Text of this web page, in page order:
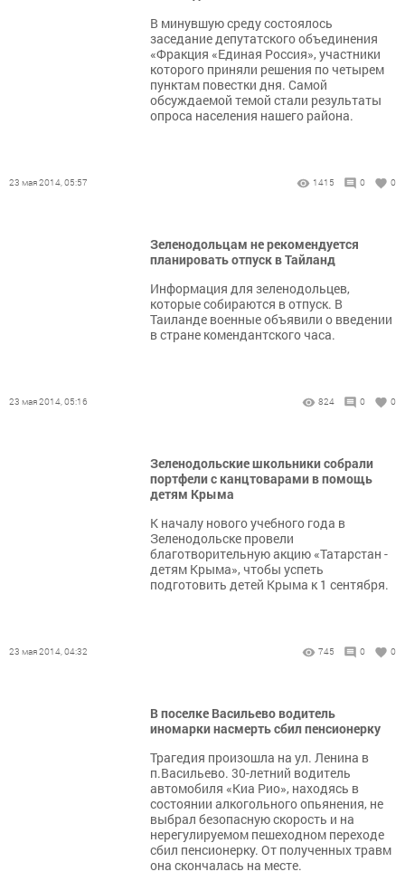
В минувшую среду состоялось
заседание депутатского объединения
«Фракция «Единая Россия», участники
которого приняли решения по четырем
пунктам повестки дня. Самой
обсуждаемой темой стали результаты
опроса населения нашего района.
23 мая 2014, 05:57 1415 0 0
Зеленодольцам не рекомендуется
планировать отпуск в Тайланд
Информация для зеленодольцев,
которые собираются в отпуск. В
Таиланде военные объявили о введении
в стране комендантского часа.
23 мая 2014, 05:16 824 0 0
Зеленодольские школьники собрали
портфели с канцтоварами в помощь
детям Крыма
К началу нового учебного года в
Зеленодольске провели
благотворительную акцию «Татарстан -
детям Крыма», чтобы успеть
подготовить детей Крыма к 1 сентября.
23 мая 2014, 04:32 745 0 0
В поселке Васильево водитель
иномарки насмерть сбил пенсионерку
Трагедия произошла на ул. Ленина в
п.Васильево. 30-летний водитель
автомобиля «Киа Рио», находясь в
состоянии алкогольного опьянения, не
выбрал безопасную скорость и на
нерегулируемом пешеходном переходе
сбил пенсионерку. От полученных травм
она скончалась на месте.